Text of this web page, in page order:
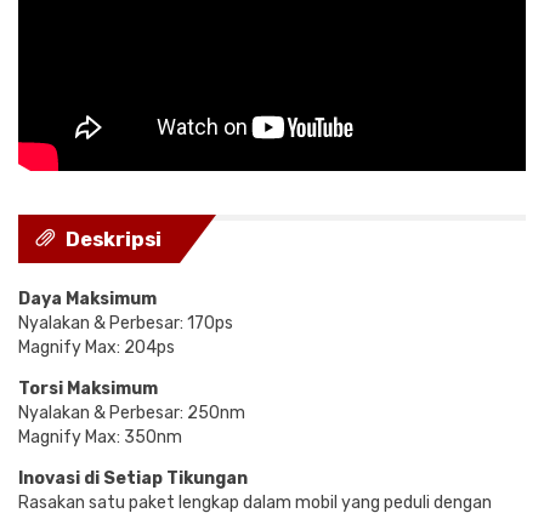
Deskripsi
Daya Maksimum
Nyalakan & Perbesar: 170ps
Magnify Max: 204ps
Torsi Maksimum
Nyalakan & Perbesar: 250nm
Magnify Max: 350nm
Inovasi di Setiap Tikungan
Rasakan satu paket lengkap dalam mobil yang peduli dengan